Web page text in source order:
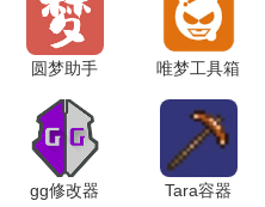
新鲜感。
软件无疑是一个不可或缺的
色和故事，增强了互动的乐
圆梦助手
9.7.0 最新
版
唯梦工具箱
3.4 官方安
卓版
gg修改器
Tara容器